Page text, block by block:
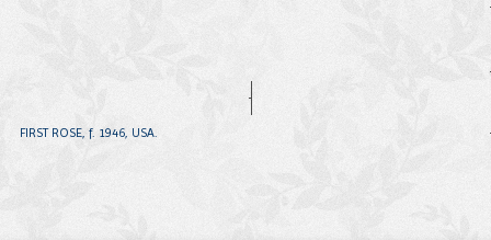
FIRST ROSE, f. 1946, USA.